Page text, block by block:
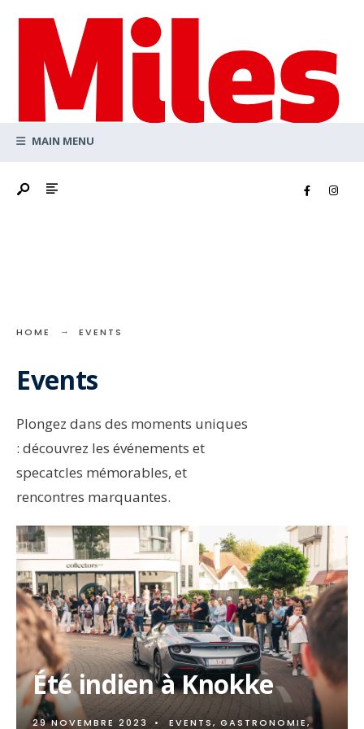
content
MAIN MENU
HOME EVENTS
Events
Plongez dans des moments uniques
: découvrez les événements et
specatcles mémorables, et
rencontres marquantes.
Été indien à Knokke
29 NOVEMBRE 2023 • EVENTS, GASTRONOMIE,